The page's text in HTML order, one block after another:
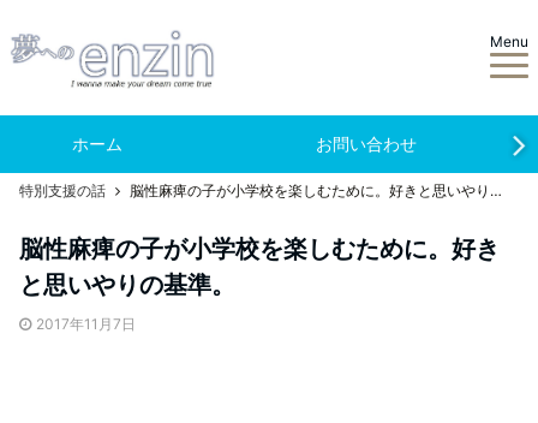
Menu
ホーム お問い合わせ
特別支援の話 脳性麻痺の子が小学校を楽しむために。好きと思いやりの基準。
脳性麻痺の子が小学校を楽しむために。好き
と思いやりの基準。
2017年11月7日